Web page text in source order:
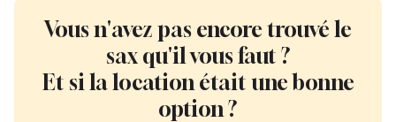
Vous n'avez pas encore trouvé le
sax qu'il vous faut ?
Et si la location était une bonne
option ?